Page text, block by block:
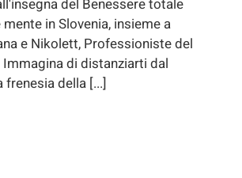
del Benessere totale
in Slovenia, insieme a
e Nikolett, Professioniste del
di distanziarti dal
frenesia della [...]